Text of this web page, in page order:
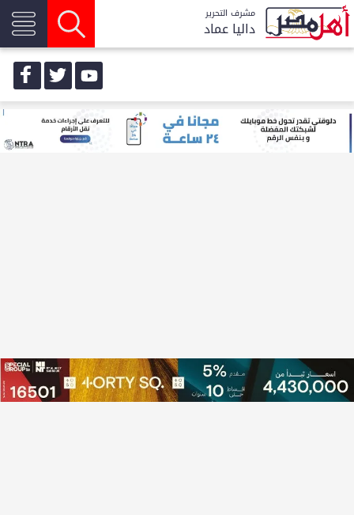
مشرف التحرير
داليا عماد